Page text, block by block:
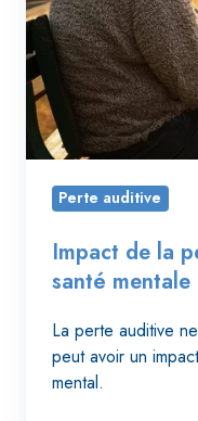
Perte auditive
Impact de la
santé mentale
La perte auditive
peut avoir un
mental.